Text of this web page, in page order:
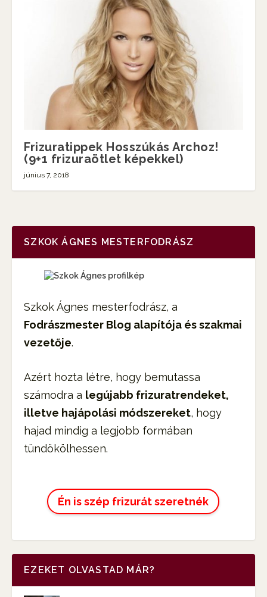
Frizuratippek Hosszúkás Archoz!
(9+1 frizuraötlet képekkel)
június 7, 2018
SZKOK ÁGNES MESTERFODRÁSZ
Szkok Ágnes mesterfodrász, a
Fodrászmester Blog alapítója és szakmai
vezetője.
Azért hozta létre, hogy bemutassa
számodra a legújabb frizuratrendeket,
illetve hajápolási módszereket, hogy
hajad mindig a legjobb formában
tündökölhessen.
Én is szép frizurát szeretnék
EZEKET OLVASTAD MÁR?